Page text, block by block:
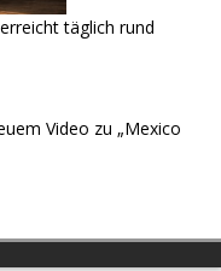
täglich rund
Video zu „Mexico